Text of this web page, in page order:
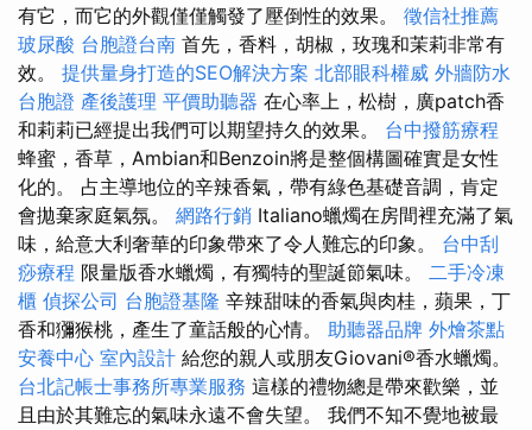
有它，而它的外觀僅僅觸發了壓倒性的效果。 徵信社推薦
玻尿酸 台胞證台南 首先，香料，胡椒，玫瑰和茉莉非常有
效。 提供量身打造的SEO解決方案 北部眼科權威 外牆防水
台胞證 產後護理 平價助聽器 在心率上，松樹，廣patch香
和莉莉已經提出我們可以期望持久的效果。 台中撥筋療程
蜂蜜，香草，Ambian和Benzoin將是整個構圖確實是女性
化的。 占主導地位的辛辣香氣，帶有綠色基礎音調，肯定
會拋棄家庭氣氛。 網路行銷 Italiano蠟燭在房間裡充滿了氣
味，給意大利奢華的印象帶來了令人難忘的印象。 台中刮
痧療程 限量版香水蠟燭，有獨特的聖誕節氣味。 二手冷凍
櫃 偵探公司 台胞證基隆 辛辣甜味的香氣與肉桂，蘋果，丁
香和獼猴桃，產生了童話般的心情。 助聽器品牌 外燴茶點
安養中心 室內設計 給您的親人或朋友Giovani®香水蠟燭。
台北記帳士事務所專業服務 這樣的禮物總是帶來歡樂，並
且由於其難忘的氣味永遠不會失望。 我們不知不覺地被最